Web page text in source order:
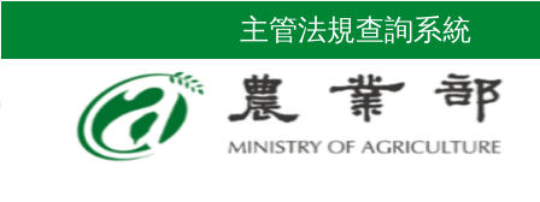
到
主管法規查詢系統